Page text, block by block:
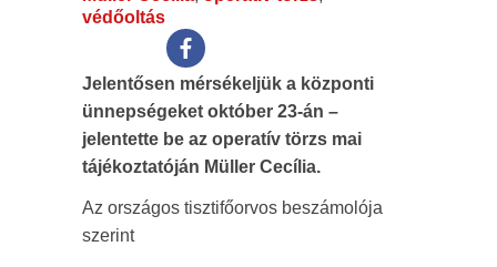
védőoltás
Jelentősen mérsékeljük a központi
ünnepségeket október 23-án –
jelentette be az operatív törzs mai
tájékoztatóján Müller Cecília.
Az országos tisztifőorvos beszámolója
szerint